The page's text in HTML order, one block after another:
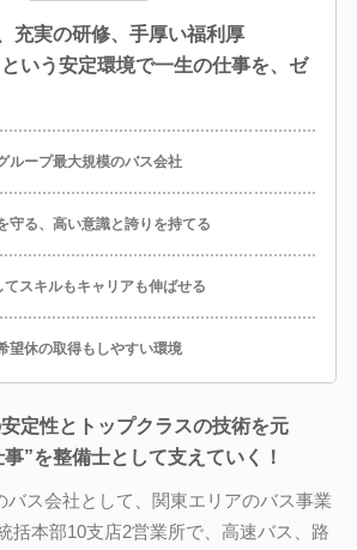
充実の研修、手厚い福利厚
う安定環境で一生の仕事を、ゼ
ループ最大規模のバス会社
守る、高い意識と誇りを持てる
てスキルもキャリアも伸ばせる
望休の取得もしやすい環境
定性とトップクラスの技術を元
”を整備士として支えていく！
バス会社として、関東エリアのバス事業
括本部10支店2営業所で、高速バス、路